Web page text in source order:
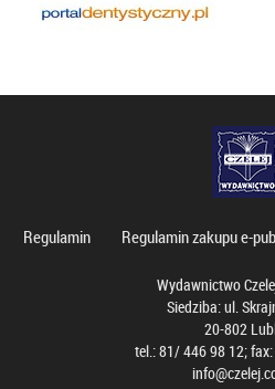
Regulamin Regulamin zakupu e-
Wydawnictwo
Siedziba: ul.
20-802
tel.: 81/ 446 98 12;